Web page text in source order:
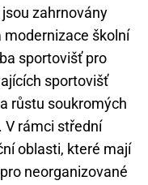
zahrnovány
modernizace školní
sportovišť pro
sportovišť
růstu soukromých
V rámci střední
oblasti, které mají
neorganizované